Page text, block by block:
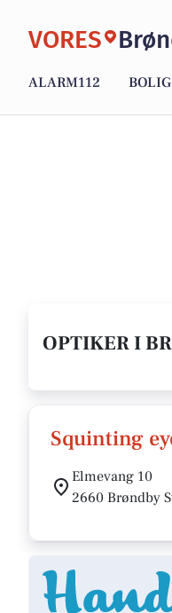
VORES
ALARM112 BOLIG
OPTIKER I
Squinting
Elmevang 10
2660 Brøndby